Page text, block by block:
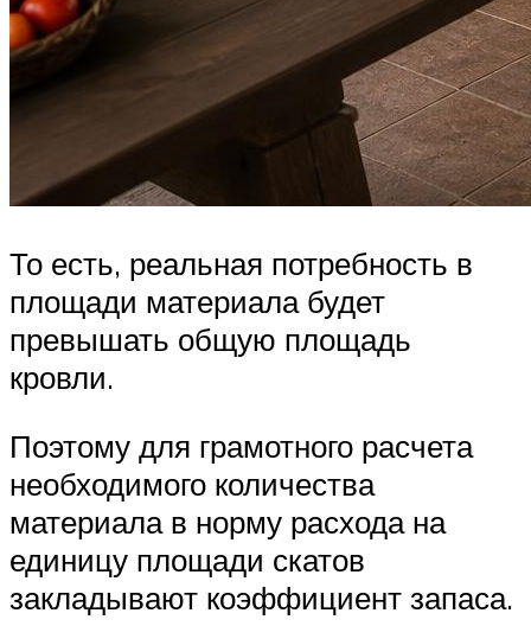
То есть, реальная потребность в
площади материала будет
превышать общую площадь
кровли.
Поэтому для грамотного расчета
необходимого количества
материала в норму расхода на
единицу площади скатов
закладывают коэффициент запаса.